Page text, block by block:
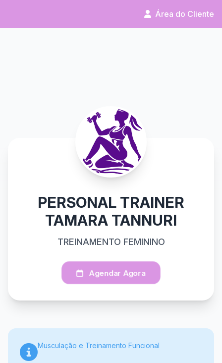
Área do Cliente
PERSONAL TRAINER
TAMARA TANNURI
TREINAMENTO FEMININO
Agendar Agora
Musculação e Treinamento Funcional